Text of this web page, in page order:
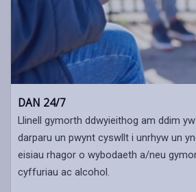
DAN 24/7
Llinell gymorth ddwyieithog am ddim
darparu un pwynt cyswllt i unrhyw un
eisiau rhagor o wybodaeth a/neu
cyffuriau ac alcohol.